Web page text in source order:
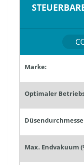
Marke:
Max. Endvakuum